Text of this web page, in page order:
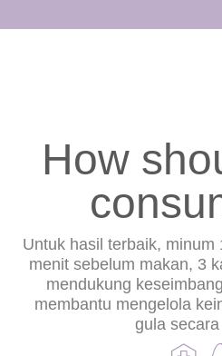
How
Untuk hasil terbaik, minum
menit sebelum makan, 3
mendukung
membantu mengelola
gula